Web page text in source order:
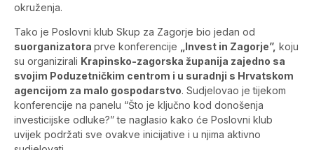
okruženja.
Tako je Poslovni klub Skup za Zagorje bio jedan od
suorganizatora prve konferencije „Invest in Zagorje”, koju
su organizirali Krapinsko-zagorska županija zajedno sa
svojim Poduzetničkim centrom i u suradnji s Hrvatskom
agencijom za malo gospodarstvo. Sudjelovao je tijekom
konferencije na panelu “Što je ključno kod donošenja
investicijske odluke?” te naglasio kako će Poslovni klub
uvijek podržati sve ovakve inicijative i u njima aktivno